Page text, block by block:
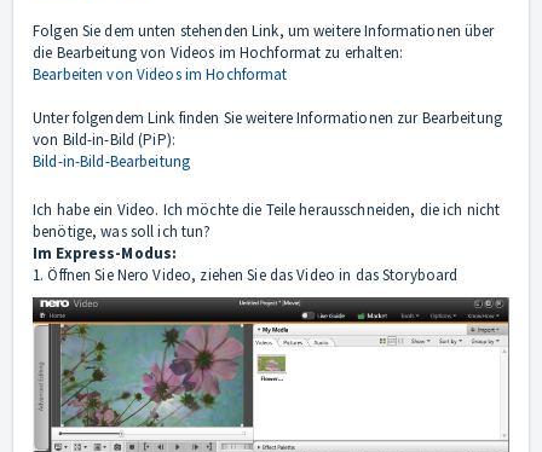
Folgen Sie dem unten stehenden Link, um weitere Informationen über
die Bearbeitung von Videos im Hochformat zu erhalten:
Bearbeiten von Videos im Hochformat
Unter folgendem Link finden Sie weitere Informationen zur Bearbeitung
von Bild-in-Bild (PiP):
Bild-in-Bild-Bearbeitung
Ich habe ein Video. Ich möchte die Teile herausschneiden, die ich nicht
benötige, was soll ich tun?
Im Express-Modus:
1. Öffnen Sie Nero Video, ziehen Sie das Video in das Storyboard